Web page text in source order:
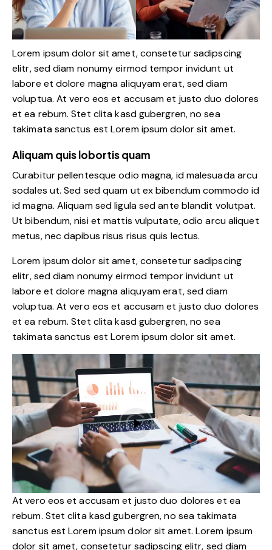
Lorem ipsum dolor sit amet, consetetur sadipscing
elitr, sed diam nonumy eirmod tempor invidunt ut
labore et dolore magna aliquyam erat, sed diam
voluptua. At vero eos et accusam et justo duo dolores
et ea rebum. Stet clita kasd gubergren, no sea
takimata sanctus est Lorem ipsum dolor sit amet.
Aliquam quis lobortis quam
Curabitur pellentesque odio magna, id malesuada arcu
sodales ut. Sed sed quam ut ex bibendum commodo id
id magna. Aliquam sed ligula sed ante blandit volutpat.
Ut bibendum, nisi et mattis vulputate, odio arcu aliquet
metus, nec dapibus risus risus quis lectus.
Lorem ipsum dolor sit amet, consetetur sadipscing
elitr, sed diam nonumy eirmod tempor invidunt ut
labore et dolore magna aliquyam erat, sed diam
voluptua. At vero eos et accusam et justo duo dolores
et ea rebum. Stet clita kasd gubergren, no sea
takimata sanctus est Lorem ipsum dolor sit amet.
At vero eos et accusam et justo duo dolores et ea
rebum. Stet clita kasd gubergren, no sea takimata
sanctus est Lorem ipsum dolor sit amet. Lorem ipsum
dolor sit amet, consetetur sadipscing elitr, sed diam